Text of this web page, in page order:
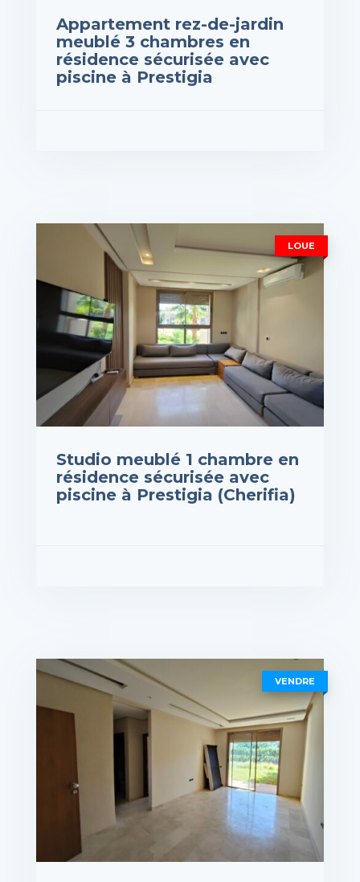
Appartement rez-de-jardin
meublé 3 chambres en
résidence sécurisée avec
piscine à Prestigia
LOUE
Studio meublé 1 chambre en
résidence sécurisée avec
piscine à Prestigia (Cherifia)
VENDRE